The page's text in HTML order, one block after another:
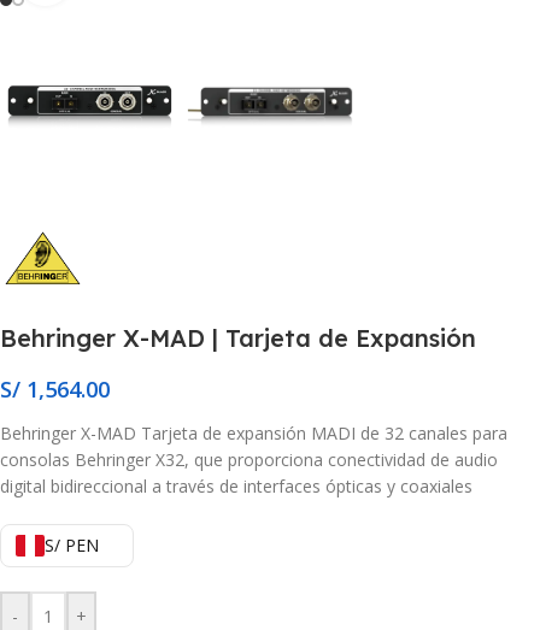
Behringer X-MAD | Tarjeta de Expansión
S/ 1,564.00
Behringer X-MAD Tarjeta de expansión MADI de 32 canales para
consolas Behringer X32, que proporciona conectividad de audio
digital bidireccional a través de interfaces ópticas y coaxiales
S/ PEN
- +